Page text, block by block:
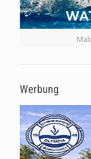
Werbung